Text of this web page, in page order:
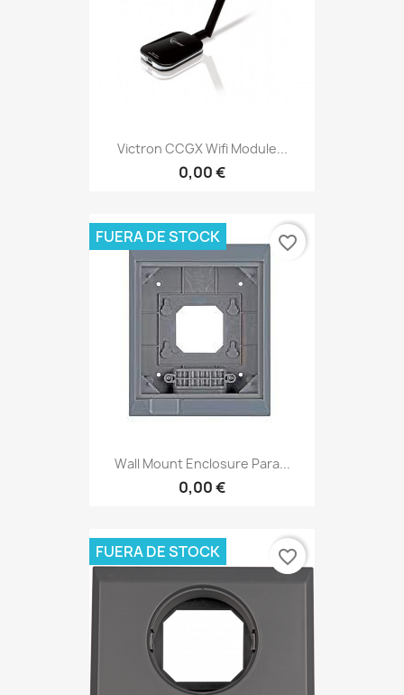
Victron CCGX Wifi Module...
0,00 €
Wall Mount Enclosure Para...
0,00 €
FUERA DE STOCK favorite_border
FUERA DE STOCK favorite_border